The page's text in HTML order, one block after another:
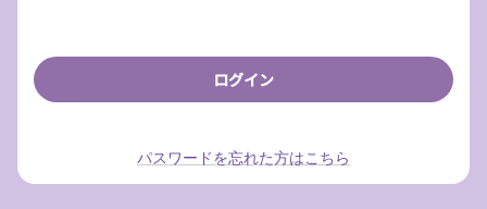
パスワードを忘れた方はこちら